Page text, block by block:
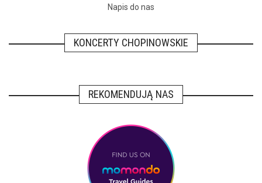
Napis do nas
KONCERTY CHOPINOWSKIE
REKOMENDUJĄ NAS